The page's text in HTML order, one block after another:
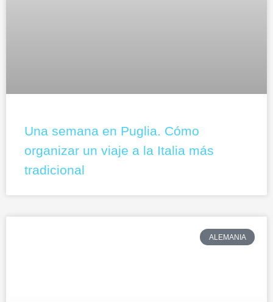
Una semana en Puglia. Cómo
organizar un viaje a la Italia más
tradicional
ALEMANIA